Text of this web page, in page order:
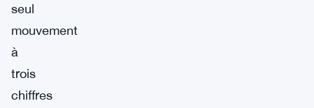
seul
mouvement
à
trois
chiffres